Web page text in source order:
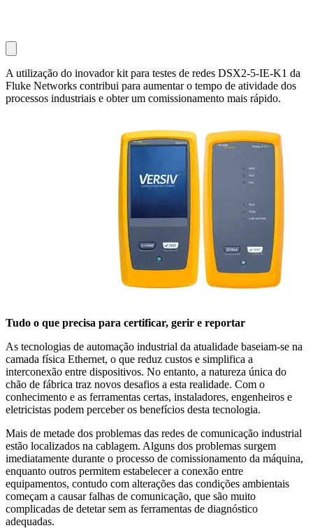
A utilização do inovador kit para testes de redes DSX2-5-IE-K1 da
Fluke Networks contribui para aumentar o tempo de atividade dos
processos industriais e obter um comissionamento mais rápido.
Tudo o que precisa para certificar, gerir e reportar
As tecnologias de automação industrial da atualidade baseiam-se na
camada física Ethernet, o que reduz custos e simplifica a
interconexão entre dispositivos. No entanto, a natureza única do
chão de fábrica traz novos desafios a esta realidade. Com o
conhecimento e as ferramentas certas, instaladores, engenheiros e
eletricistas podem perceber os benefícios desta tecnologia.
Mais de metade dos problemas das redes de comunicação industrial
estão localizados na cablagem. Alguns dos problemas surgem
imediatamente durante o processo de comissionamento da máquina,
enquanto outros permitem estabelecer a conexão entre
equipamentos, contudo com alterações das condições ambientais
começam a causar falhas de comunicação, que são muito
complicadas de detetar sem as ferramentas de diagnóstico
adequadas.